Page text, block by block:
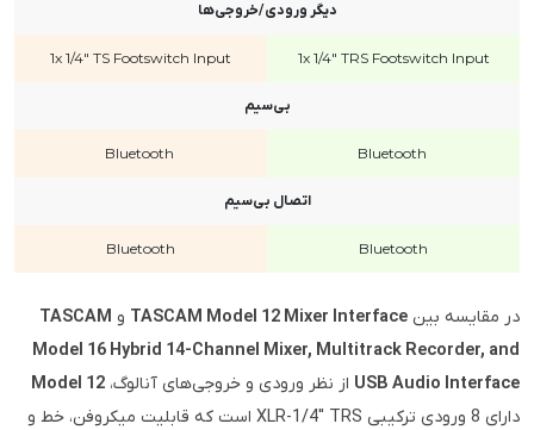
دیگر ورودی/خروجی‌ها
1x 1/4" TRS Footswitch Input
1x 1/4" TS Footswitch Input
بی‌سیم
Bluetooth
Bluetooth
اتصال بی‌سیم
Bluetooth
Bluetooth
در مقایسه بین TASCAM Model 12 Mixer Interface و TASCAM
Model 16 Hybrid 14-Channel Mixer, Multitrack Recorder, and
USB Audio Interface از نظر ورودی و خروجی‌های آنالوگ، Model 12
دارای 8 ورودی ترکیبی XLR-1/4" TRS است که قابلیت میکروفن، خط و